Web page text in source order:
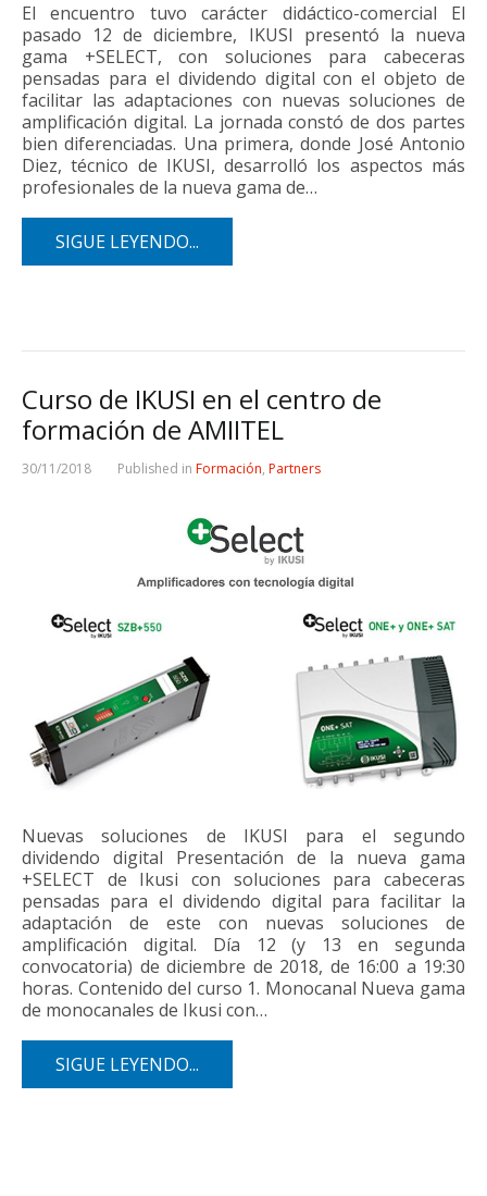
El encuentro tuvo carácter didáctico-comercial El
pasado 12 de diciembre, IKUSI presentó la nueva
gama +SELECT, con soluciones para cabeceras
pensadas para el dividendo digital con el objeto de
facilitar las adaptaciones con nuevas soluciones de
amplificación digital. La jornada constó de dos partes
bien diferenciadas. Una primera, donde José Antonio
Diez, técnico de IKUSI, desarrolló los aspectos más
profesionales de la nueva gama de…
SIGUE LEYENDO...
Curso de IKUSI en el centro de
formación de AMIITEL
30/11/2018 Published in Formación, Partners
Nuevas soluciones de IKUSI para el segundo
dividendo digital Presentación de la nueva gama
+SELECT de Ikusi con soluciones para cabeceras
pensadas para el dividendo digital para facilitar la
adaptación de este con nuevas soluciones de
amplificación digital. Día 12 (y 13 en segunda
convocatoria) de diciembre de 2018, de 16:00 a 19:30
horas. Contenido del curso 1. Monocanal Nueva gama
de monocanales de Ikusi con…
SIGUE LEYENDO...